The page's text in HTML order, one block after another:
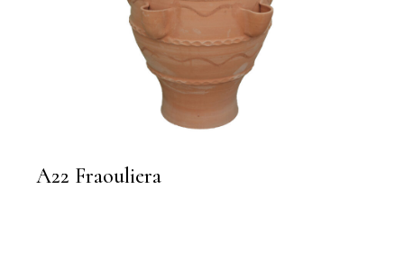
A22 Fraouliera